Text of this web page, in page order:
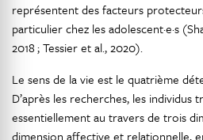
représentent des facteurs
particulier chez les adolescent·e·s
2018 ; Tessier et al., 2020).
Le sens de la vie est le quatrième
D’après les recherches, les individus
essentiellement au travers de trois
dimension affective et relationnelle,